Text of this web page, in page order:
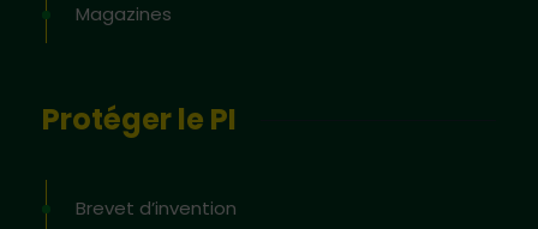
Magazines
Protéger le PI
Brevet d’invention